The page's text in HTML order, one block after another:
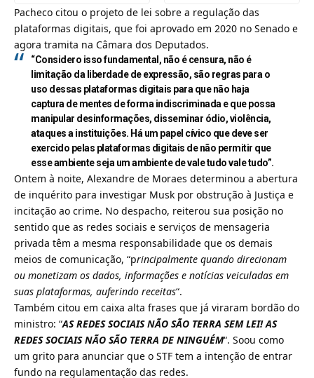
Pacheco citou o projeto de lei sobre a regulação das
plataformas digitais, que foi aprovado em 2020 no Senado e
agora tramita na Câmara dos Deputados.
“Considero isso fundamental, não é censura, não é
limitação da liberdade de expressão, são regras para o
uso dessas plataformas digitais para que não haja
captura de mentes de forma indiscriminada e que possa
manipular desinformações, disseminar ódio, violência,
ataques a instituições. Há um papel cívico que deve ser
exercido pelas plataformas digitais de não permitir que
esse ambiente seja um ambiente de vale tudo vale tudo”.
Ontem à noite, Alexandre de Moraes determinou a abertura
de inquérito para investigar Musk por obstrução à Justiça e
incitação ao crime. No despacho, reiterou sua posição no
sentido que as redes sociais e serviços de mensageria
privada têm a mesma responsabilidade que os demais
meios de comunicação, “principalmente quando direcionam
ou monetizam os dados, informações e notícias veiculadas em
suas plataformas, auferindo receitas“.
Também citou em caixa alta frases que já viraram bordão do
ministro: “AS REDES SOCIAIS NÃO SÃO TERRA SEM LEI! AS
REDES SOCIAIS NÃO SÃO TERRA DE NINGUÉM“. Soou como
um grito para anunciar que o STF tem a intenção de entrar
fundo na regulamentação das redes.